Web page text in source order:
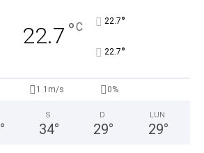
22.7 °C 22.7°
22.7°
1.1m/s 0%
°
S
34°
D
29°
LUN
29°